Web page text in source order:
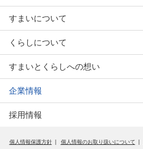
すまいについて
くらしについて
すまいとくらしへの想い
企業情報
採用情報
個人情報保護方針 個人情報のお取り扱いについて